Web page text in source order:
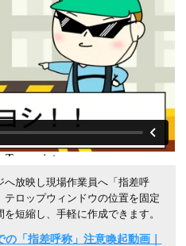
放映し現場作業員へ「指差呼
ロップウィンドウの位置を固定
短縮し、手軽に作成できます。
の「指差呼称」注意喚起動画｜